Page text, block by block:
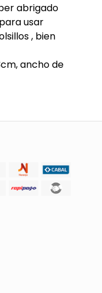
abrigado
usar
, bien
ancho de